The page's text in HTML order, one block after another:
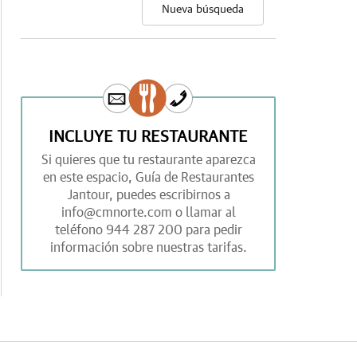
Nueva búsqueda
INCLUYE TU RESTAURANTE
Si quieres que tu restaurante aparezca
en este espacio, Guía de Restaurantes
Jantour, puedes escribirnos a
info@cmnorte.com o llamar al
teléfono 944 287 200 para pedir
información sobre nuestras tarifas.